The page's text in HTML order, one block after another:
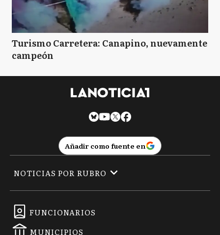
Turismo Carretera: Canapino, nuevamente
campeón
Añadir como fuente en
FUNCIONARIOS
MUNICIPIOS
NOTICIAS POR RUBRO